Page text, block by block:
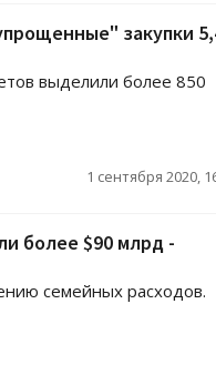
закупки
выделили более 850
1 сентября 2020,
более $90 млрд -
семейных расходов.